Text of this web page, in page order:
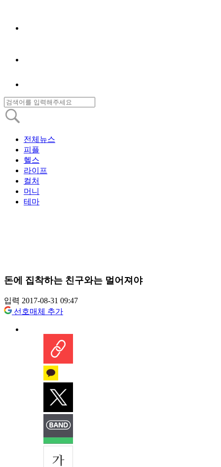
전체뉴스
피플
헬스
라이프
컬처
머니
테마
돈에 집착하는 친구와는 멀어져야
입력 2017-08-31 09:47
선호매체 추가